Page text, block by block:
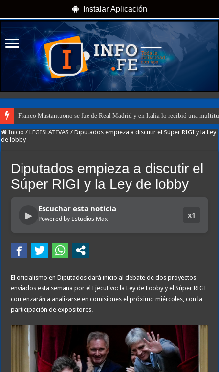
Instalar Aplicación
Franco Mastantuono se fue de Real Madrid y en Italia lo recibió una
Inicio / LEGISLATIVAS / Diputados empieza a discutir el Súper RIGI y la Ley
de lobby
Diputados empieza a discutir el
Súper RIGI y la Ley de lobby
▶
Escuchar esta noticia
Powered by Estudios Max x1
El oficialismo en Diputados dará inicio al debate de dos proyectos
enviados esta semana por el Ejecutivo: la Ley de Lobby y el Súper RIGI
comenzarán a analizarse en comisiones el próximo miércoles, con la
participación de expositores.